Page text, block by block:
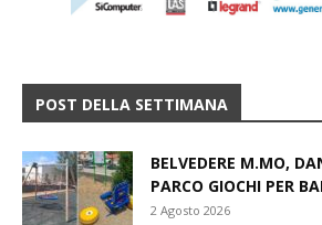
POST DELLA SETTIMANA
BELVEDERE M.MO,
PARCO GIOCHI PER
2 Agosto 2026